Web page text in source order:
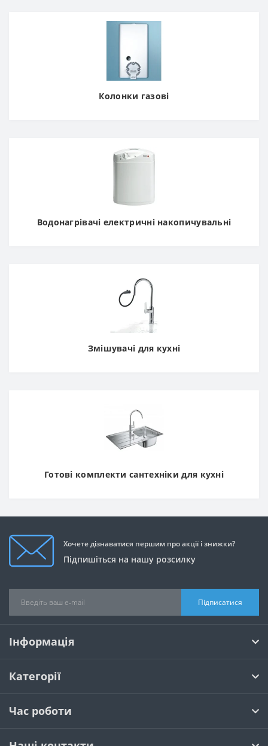
Колонки газові
Водонагрівачі електричні накопичувальні
Змішувачі для кухні
Готові комплекти сантехніки для кухні
Хочете дізнаватися першим про акції і знижки?
Підпишіться на нашу розсилку
Підписатися
Інформація
Категорії
Час роботи